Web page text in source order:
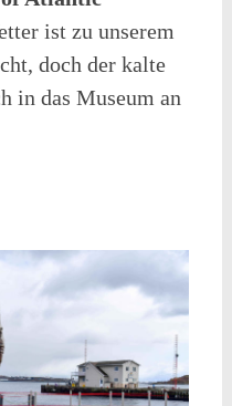
ist zu unserem
doch der kalte
in das Museum an